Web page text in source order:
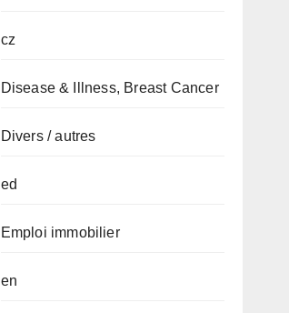
cz
Disease & Illness, Breast Cancer
Divers / autres
ed
Emploi immobilier
en